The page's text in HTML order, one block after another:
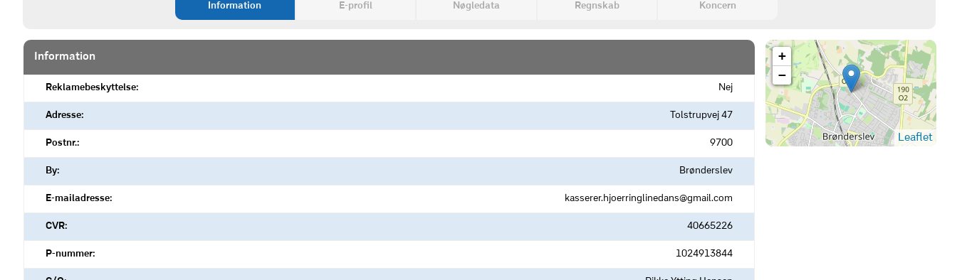
Information E-profil Nøgledata Regnskab Koncern
Information
Reklamebeskyttelse: Nej
Adresse: Tolstrupvej 47
Postnr.: 9700
By: Brønderslev
E-mailadresse: kasserer.hjoerringlinedans@gmail.com
CVR: 40665226
P-nummer: 1024913844
+
−
Leaflet